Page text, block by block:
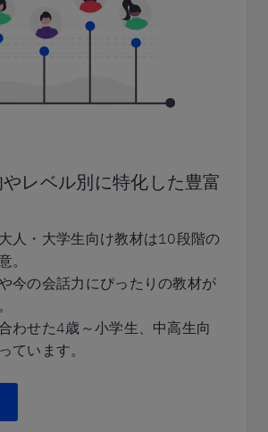
レベル別に特化した豊富
人・大学生向け教材は10段階の
。
今の会話力にぴったりの教材が
わせた4歳～小学生、中高生向
ています。